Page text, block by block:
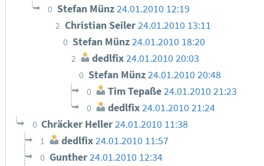
0 Stefan Münz24.01.2010 12:19
2 Christian Seiler24.01.2010 13:11
0 Stefan Münz24.01.2010 18:20
2 dedlfix24.01.2010 20:03
0 Stefan Münz24.01.2010 20:48
0 Tim Tepaße24.01.2010 21:23
0 dedlfix24.01.2010 21:24
0 Chräcker Heller24.01.2010 11:38
1 dedlfix 24.01.2010 11:57
0 Gunther24.01.2010 12:34